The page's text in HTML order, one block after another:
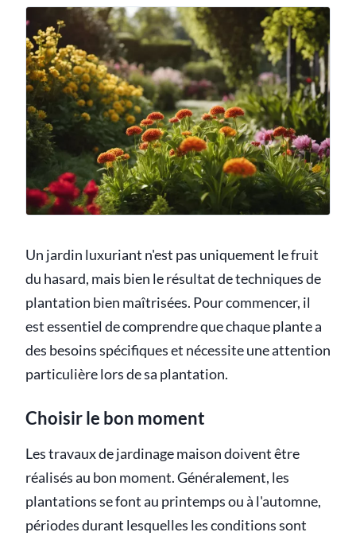
Un jardin luxuriant n'est pas uniquement le fruit
du hasard, mais bien le résultat de techniques de
plantation bien maîtrisées. Pour commencer, il
est essentiel de comprendre que chaque plante a
des besoins spécifiques et nécessite une attention
particulière lors de sa plantation.
Choisir le bon moment
Les travaux de jardinage maison doivent être
réalisés au bon moment. Généralement, les
plantations se font au printemps ou à l'automne,
périodes durant lesquelles les conditions sont